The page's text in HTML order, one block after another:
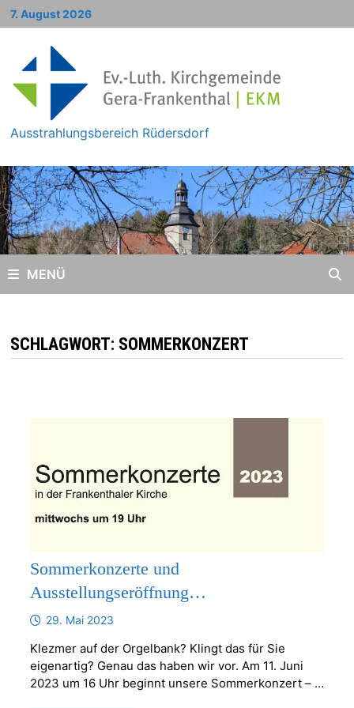
Zum
Inhalt
7. August 2026
Ausstrahlungsbereich Rüdersdorf
MENÜ
SCHLAGWORT: SOMMERKONZERT
Sommerkonzerte und
Ausstellungseröffnung…
29. Mai 2023
Klezmer auf der Orgelbank? Klingt das für Sie
eigenartig? Genau das haben wir vor. Am 11. Juni
2023 um 16 Uhr beginnt unsere Sommerkonzert – …